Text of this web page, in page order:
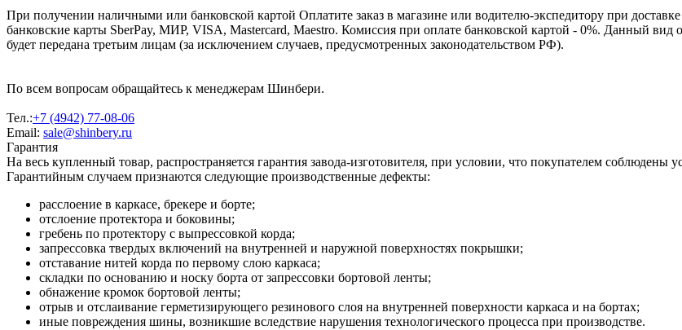
При получении наличными или банковской картой Оплатите заказ в магазине или водителю-экспедитору при
банковские карты SberPay, МИР, VISA, Mastercard, Maestro. Комиссия при оплате банковской картой - 0%. Данный
будет передана третьим лицам (за исключением случаев, предусмотренных законодательством РФ).
По всем вопросам обращайтесь к менеджерам Шинбери.
Тел.:+7 (4942) 77-08-06
Email: sale@shinbery.ru
Гарантия
На весь купленный товар, распространяется гарантия завода-изготовителя, при условии, что покупателем соблюдены
Гарантийным случаем признаются следующие производственные дефекты:
расслоение в каркасе, брекере и борте;
отслоение протектора и боковины;
гребень по протектору с выпрессовкой корда;
запрессовка твердых включений на внутренней и наружной поверхностях покрышки;
отставание нитей корда по первому слою каркаса;
складки по основанию и носку борта от запрессовки бортовой ленты;
обнажение кромок бортовой ленты;
отрыв и отслаивание герметизирующего резинового слоя на внутренней поверхности каркаса и на бортах;
иные повреждения шины, возникшие вследствие нарушения технологического процесса при производстве.